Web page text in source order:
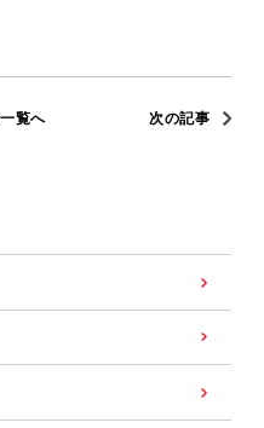
覧へ 次の記事